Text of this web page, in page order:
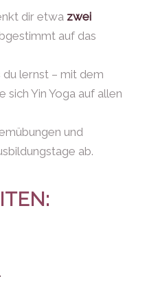
dir etwa zwei
auf das
lernst – mit dem
sich Yin Yoga auf allen
und
ab.